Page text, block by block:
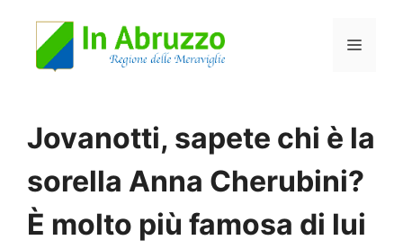
Menu
Jovanotti, sapete chi è la
sorella Anna Cherubini?
È molto più famosa di lui